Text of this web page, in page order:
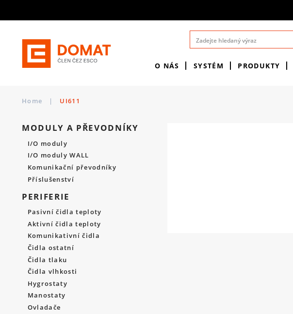
O NÁS SYSTÉM PRODUKTY
Home | UI611
MODULY A PŘEVODNÍKY
I/O moduly
I/O moduly WALL
Komunikační převodníky
Příslušenství
PERIFERIE
Pasivní čidla teploty
Aktivní čidla teploty
Komunikativní čidla
Čidla ostatní
Čidla tlaku
Čidla vlhkosti
Hygrostaty
Manostaty
Ovladače